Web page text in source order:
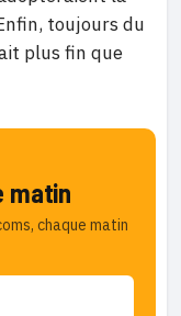
toujours du
plus fin que
matin
chaque matin